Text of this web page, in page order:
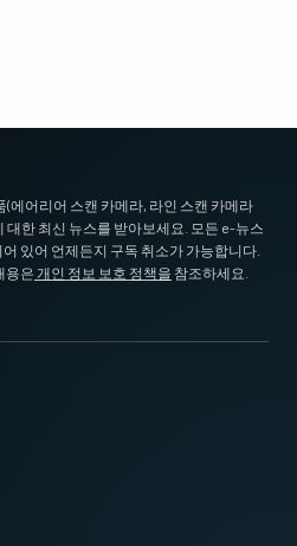
에어리어 스캔 카메라, 라인 스캔 카메라
대한 최신 뉴스를 받아보세요. 모든 e-뉴스
있어 언제든지 구독 취소가 가능합니다.
용은 개인 정보 보호 정책을 참조하세요.